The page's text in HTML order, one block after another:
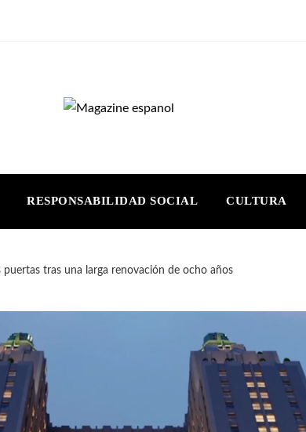
RESPONSABILIDAD SOCIAL CULTURA
tras una larga renovación de ocho años